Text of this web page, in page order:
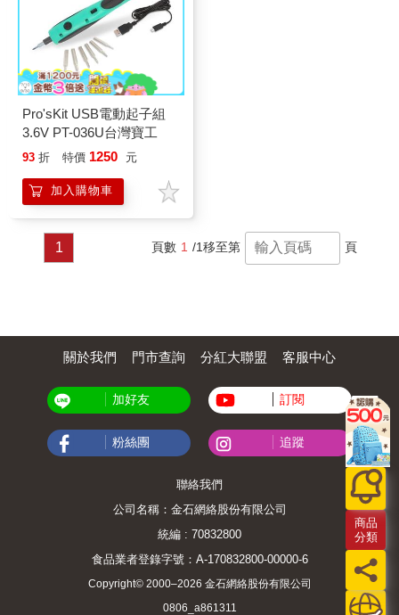
Pro'sKit USB電動起子組
3.6V PT-036U台灣寶工
93 折 特價 1250 元
加入購物車
1 頁數 1 /1移至第 頁
商品
分類
關於我們 門市查詢 分紅大聯盟 客服中心
加好友 訂閱
粉絲團 追蹤
聯絡我們
公司名稱：金石網絡股份有限公司
統編 : 70832800
食品業者登錄字號：A-170832800-00000-6
Copyright© 2000–2026 金石網絡股份有限公司
0806_a861311